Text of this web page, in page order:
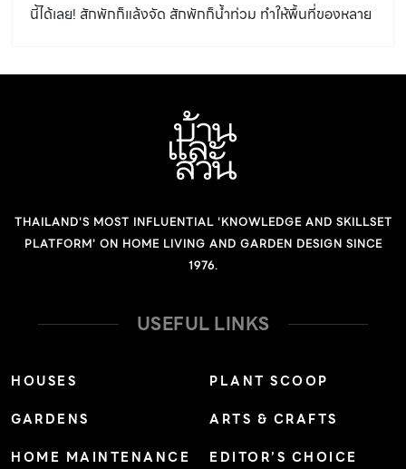
นี้ได้เลย! สักพักก็แล้งจัด สักพักก็น้ำท่วม ทำให้พื้นที่ของหลาย
จัดสวนหน้าบ้าน ตายไปหลายต้น เสียทั้งเวลาและเงินทองใน
เราปลูก ต้นไม้จัดสวนหน้าบ้าน ที่ทนน้ำและสามารถปรับตัวให้
อยู่ทั้งบนบกและในน้ำได้ในต้นเดียว ซึ่งเรามีตัวอย่างดังต่อไปนี้
1.เตยหอม ชื่อวิทยาศาสตร์: Pandanus
เป็นพุ่ม รากขนาดใหญ่ออกตามข้อ เมื่อโตเต็มที่สูงจะมีเนื้อไม้
ชอบดินร่วนหรือดินเหนียวที่มีน้ำขังแฉะหรือตามริมน้ำ
น้ำท่วมได้ระดับหนึ่ง หากปริมาณน้ำสูงกว่ายอดต้นก็จะตายได้
ต้นไม้ทนน้ำท่วมหัวอายุหลายปี ดินเหนียวที่มีอินทรียวัตถุสูง
ต้องการแสงแดดตลอดวัน ทนแล้ง ขยายพันธุ์ด้วยการแยก
THAILAND'S MOST INFLUENTIAL 'KNOWLEDGE AND SKILLSET
PLATFORM' ON HOME LIVING AND GARDEN DESIGN SINCE
1976.
USEFUL LINKS
HOUSES
GARDENS
HOME MAINTENANCE
PLANT SCOOP
ARTS & CRAFTS
EDITOR’S CHOICE